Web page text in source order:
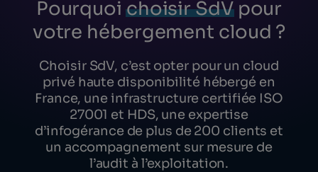
Pourquoichoisir SdVpour
votre hébergement cloud ?
Choisir SdV, c’est opter pour un cloud
privé haute disponibilité hébergé en
France, une infrastructure certifiée ISO
27001 et HDS, une expertise
d’infogérance de plus de 200 clients et
un accompagnement sur mesure de
l’audit à l’exploitation.